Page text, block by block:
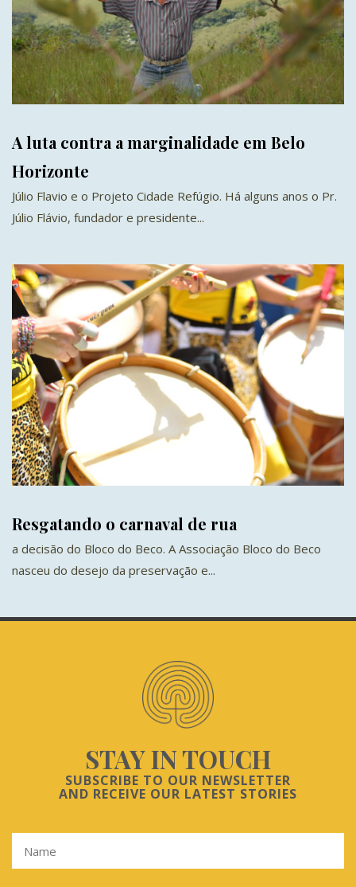
A luta contra a marginalidade em Belo
Horizonte
Júlio Flavio e o Projeto Cidade Refúgio. Há alguns anos o Pr.
Júlio Flávio, fundador e presidente...
Resgatando o carnaval de rua
a decisão do Bloco do Beco. A Associação Bloco do Beco
nasceu do desejo da preservação e...
STAY IN TOUCH
SUBSCRIBE TO OUR NEWSLETTER
AND RECEIVE OUR LATEST STORIES